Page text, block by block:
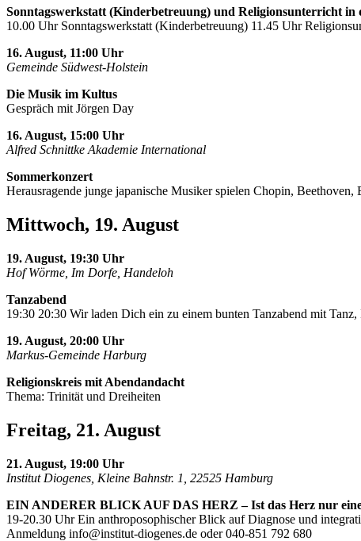
Sonntagswerkstatt (Kinderbetreuung) und Religionsunterricht in
10.00 Uhr Sonntagswerkstatt (Kinderbetreuung) 11.45 Uhr
16. August, 11:00 Uhr
Gemeinde Südwest-Holstein
Die Musik im Kultus
Gespräch mit Jörgen Day
16. August, 15:00 Uhr
Alfred Schnittke Akademie International
Sommerkonzert
Herausragende junge japanische Musiker spielen Chopin, Beethoven,
Mittwoch, 19. August
19. August, 19:30 Uhr
Hof Wörme, Im Dorfe, Handeloh
Tanzabend
19:30 20:30 Wir laden Dich ein zu einem bunten Tanzabend mit
19. August, 20:00 Uhr
Markus-Gemeinde Harburg
Religionskreis mit Abendandacht
Thema: Trinität und Dreiheiten
Freitag, 21. August
21. August, 19:00 Uhr
Institut Diogenes, Kleine Bahnstr. 1, 22525 Hamburg
EIN ANDERER BLICK AUF DAS HERZ – Ist das Herz nur
19-20.30 Uhr Ein anthroposophischer Blick auf Diagnose und
Anmeldung info@institut-diogenes.de oder 040-851 792 680